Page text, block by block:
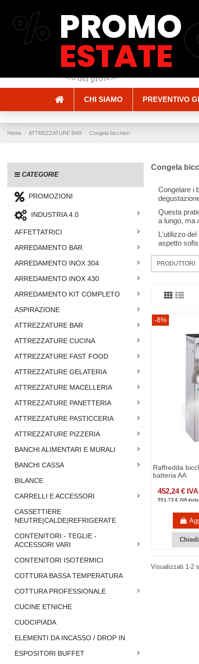
CHI SIAMO PREVENTIVO
Home ATTREZZATURE BAR Congela bicchieri
Congela
Congelare i
Questa
a lungo, ma
L'utilizzo del
aspetto
PRODUTTORI
-8%
Raffredda
batteria AA
452,24 €
551,73 € IVA
Visualizzati 1-2
CATEGORIE
PROMOZIONI
INDUSTRIA 4.0
AFFETTATRICI
ARREDAMENTO BAR
ARREDAMENTO INOX 304
ARREDAMENTO INOX 430
ARREDAMENTO KIT COMPLETO
ASPIRAZIONE
ATTREZZATURE BAR
ATTREZZATURE CUCINA
ATTREZZATURE FAST FOOD
ATTREZZATURE GELATERIA
ATTREZZATURE MACELLERIA
ATTREZZATURE PANETTERIA
ATTREZZATURE PASTICCERIA
ATTREZZATURE PIZZERIA
BANCHI ALIMENTARI E MURALI
BANCHI CASSA
BILANCE
CARRELLI E ACCESSORI
CASSETTIERE
NEUTRE|CALDE|REFRIGERATE
CONTENITORI - TEGLIE -
ACCESSORI VARI
CONTENITORI ISOTERMICI
COTTURA BASSA TEMPERATURA
COTTURA PROFESSIONALE
CUCINE ETNICHE
CUOCIPIADA
ELEMENTI DA INCASSO / DROP IN
ESPOSITORI BUFFET
% PROMO
ESTATE